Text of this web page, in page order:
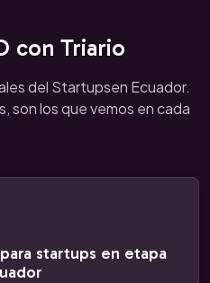
con Triario
del Startupsen Ecuador.
son los que vemos en cada
startups en etapa